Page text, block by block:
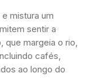
mistura um
sentir a
que margeia o rio,
cafés,
ao longo do